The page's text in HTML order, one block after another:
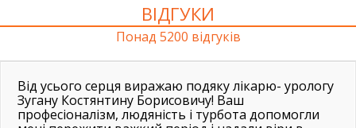
ВІДГУКИ
Понад 5200 відгуків
Від усього серця виражаю подяку лікарю- урологу
Зугану Костянтину Борисовичу! Ваш
професіоналізм, людяність і турбота допомогли